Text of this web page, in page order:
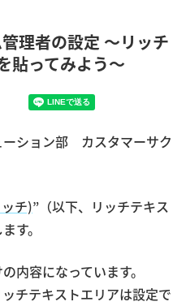
理者の設定 〜リッチ
貼ってみよう〜
ーション部 カスタマーサク
チ)”（以下、リッチテキス
す。
内容になっています。
チテキストエリアは設定で